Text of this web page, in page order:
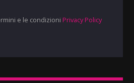
e le condizioni Privacy Policy